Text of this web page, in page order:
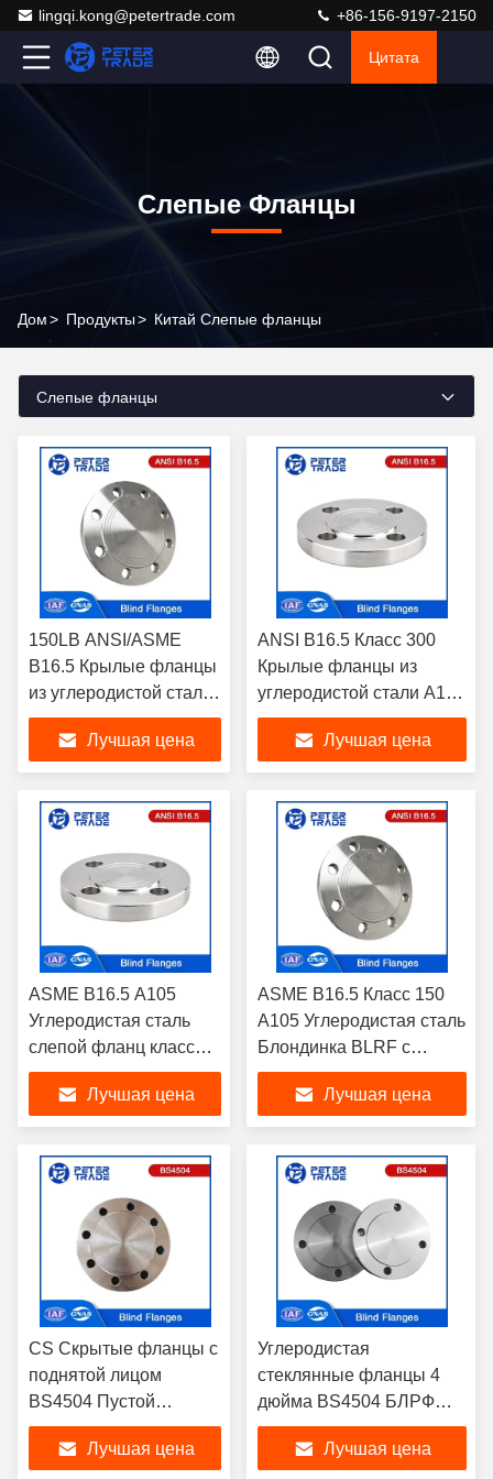
lingqi.kong@petertrade.com +86-156-9197-2150
Цитата
Слепые Фланцы
Дом> Продукты> Китай Слепые фланцы
Слепые фланцы
150LB ANSI/ASME
B16.5 Крылые фланцы
из углеродистой стали
A105 Поднятая и
плоская поверхность
для трубопроводов
Лучшая цена
ANSI B16.5 Класс 300
Крылые фланцы из
углеродистой стали A105
A350LF2 Методы
производства литья для
трубопроводов
BLRF/BLFF
Лучшая цена
ASME B16.5 A105
Углеродистая сталь
слепой фланц класс
300LB BLRF поднятая
сторона для
химической
промышленности
Лучшая цена
ASME B16.5 Класс 150
A105 Углеродистая сталь
Блондинка BLRF с
поднятой стороной 1/2'
до 24' для
фармацевтической и
пищевой
промышленности
Лучшая цена
CS Скрытые фланцы с
поднятой лицом
BS4504 Пустой
фланцевый пластинка
PN 40 Углеродистая
Лучшая цена
Углеродистая
стеклянные фланцы 4
дюйма BS4504 БЛРФ
фланцы стеклянные
пластинки фланцы PN 25
Лучшая цена